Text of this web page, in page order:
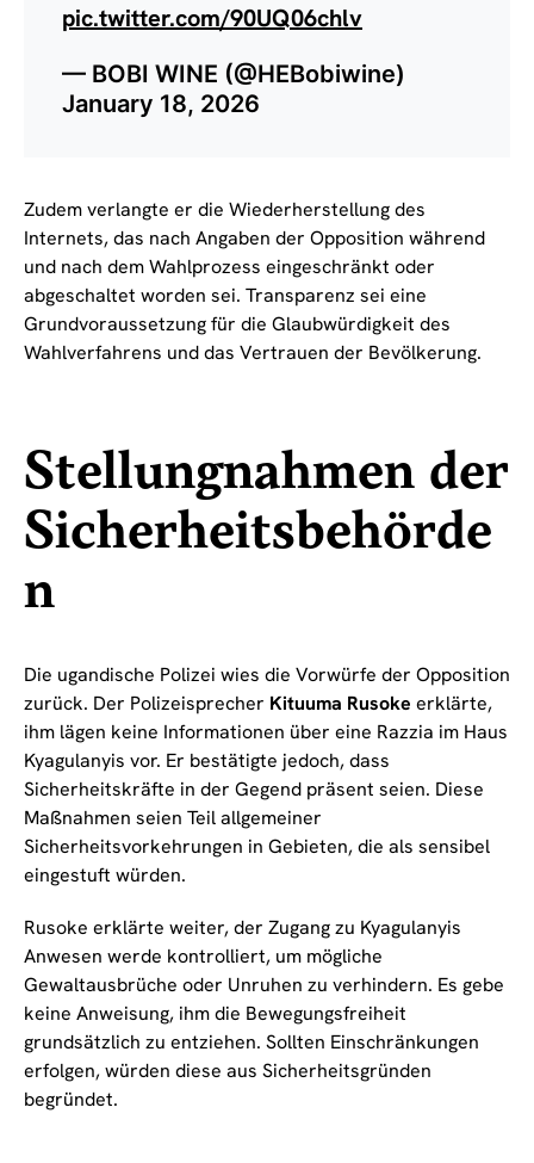
pic.twitter.com/90UQ06chlv
— BOBI WINE (@HEBobiwine)
January 18, 2026
Zudem verlangte er die Wiederherstellung des
Internets, das nach Angaben der Opposition während
und nach dem Wahlprozess eingeschränkt oder
abgeschaltet worden sei. Transparenz sei eine
Grundvoraussetzung für die Glaubwürdigkeit des
Wahlverfahrens und das Vertrauen der Bevölkerung.
Stellungnahmen der
Sicherheitsbehörde
n
Die ugandische Polizei wies die Vorwürfe der Opposition
zurück. Der Polizeisprecher Kituuma Rusoke erklärte,
ihm lägen keine Informationen über eine Razzia im Haus
Kyagulanyis vor. Er bestätigte jedoch, dass
Sicherheitskräfte in der Gegend präsent seien. Diese
Maßnahmen seien Teil allgemeiner
Sicherheitsvorkehrungen in Gebieten, die als sensibel
eingestuft würden.
Rusoke erklärte weiter, der Zugang zu Kyagulanyis
Anwesen werde kontrolliert, um mögliche
Gewaltausbrüche oder Unruhen zu verhindern. Es gebe
keine Anweisung, ihm die Bewegungsfreiheit
grundsätzlich zu entziehen. Sollten Einschränkungen
erfolgen, würden diese aus Sicherheitsgründen
begründet.